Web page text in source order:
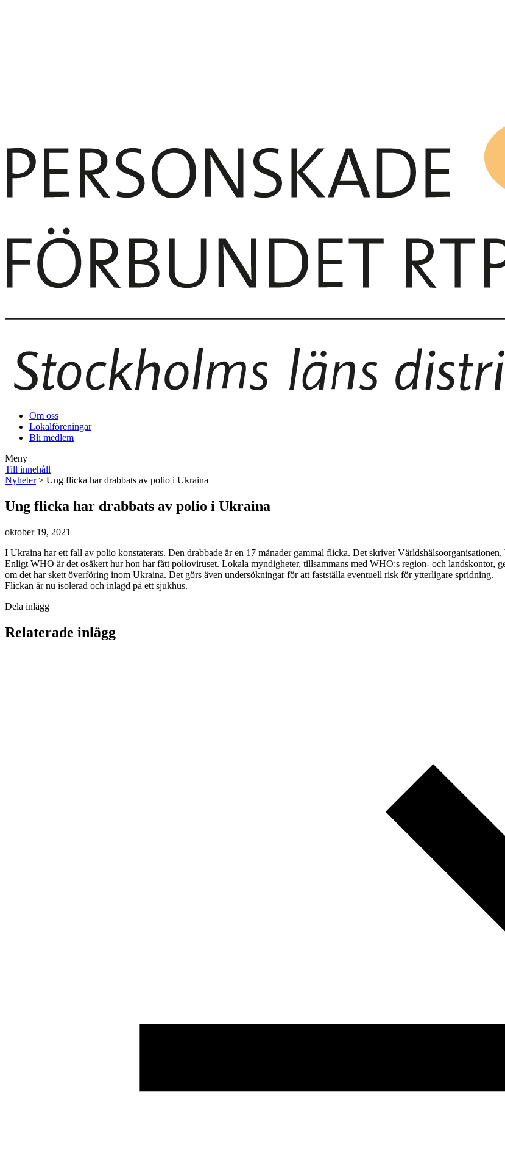
Om oss
Lokalföreningar
Bli medlem
Meny
Till innehåll
Nyheter> Ung flicka har drabbats av polio i Ukraina
Ung flicka har drabbats av polio i Ukraina
oktober 19, 2021
I Ukraina har ett fall av polio konstaterats. Den drabbade är en 17 månader gammal flicka. Det skriver
Enligt WHO är det osäkert hur hon har fått polioviruset. Lokala myndigheter, tillsammans med WHO:s region- och landskontor,
om det har skett överföring inom Ukraina. Det görs även undersökningar för att fastställa eventuell risk för ytterligare spridning.
Flickan är nu isolerad och inlagd på ett sjukhus.
Dela inlägg
Relaterade inlägg